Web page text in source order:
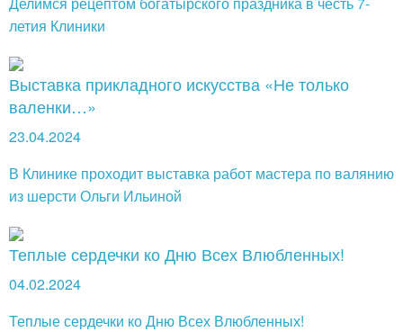
летия Клиники
Выставка прикладного искусства «Не только
валенки…»
23.04.2024
В Клинике проходит выставка работ мастера по валянию
из шерсти Ольги Ильиной
Теплые сердечки ко Дню Всех Влюбленных!
04.02.2024
Теплые сердечки ко Дню Всех Влюбленных!